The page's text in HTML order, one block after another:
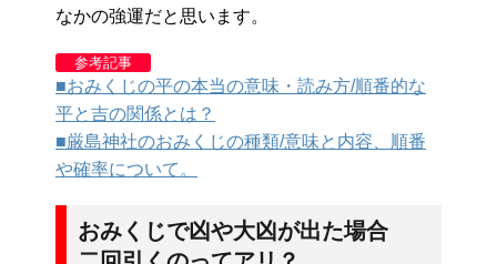
なかの強運だと思います。
参考記事
■おみくじの平の本当の意味・読み方/順番的な
平と吉の関係とは？
■厳島神社のおみくじの種類/意味と内容、順番
や確率について。
おみくじで凶や大凶が出た場合